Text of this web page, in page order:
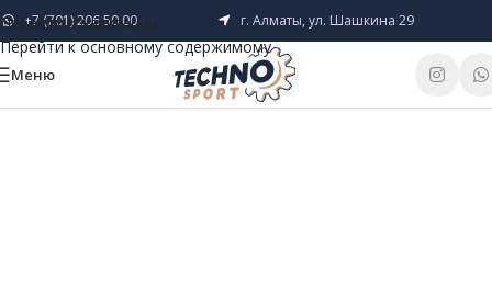
Перейти к навигации
Перейти к основному содержимому
+7 (701) 206 50 00 г. Алматы, ул. Шашкина 29
Меню